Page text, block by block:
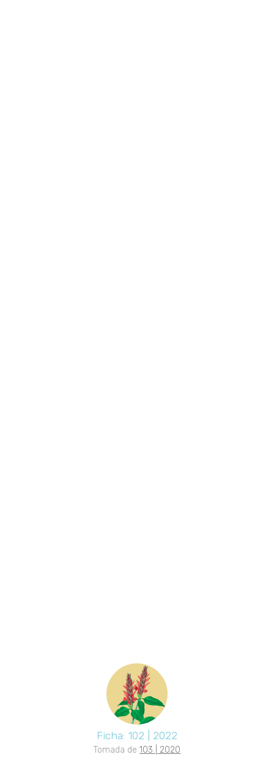
Ficha: 102 | 2022
Tomada de 103 | 2020